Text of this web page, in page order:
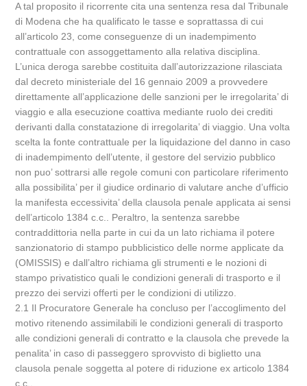
A tal proposito il ricorrente cita una sentenza resa dal Tribunale
di Modena che ha qualificato le tasse e soprattassa di cui
all’articolo 23, come conseguenze di un inadempimento
contrattuale con assoggettamento alla relativa disciplina.
L’unica deroga sarebbe costituita dall’autorizzazione rilasciata
dal decreto ministeriale del 16 gennaio 2009 a provvedere
direttamente all’applicazione delle sanzioni per le irregolarita’ di
viaggio e alla esecuzione coattiva mediante ruolo dei crediti
derivanti dalla constatazione di irregolarita’ di viaggio. Una volta
scelta la fonte contrattuale per la liquidazione del danno in caso
di inadempimento dell’utente, il gestore del servizio pubblico
non puo’ sottrarsi alle regole comuni con particolare riferimento
alla possibilita’ per il giudice ordinario di valutare anche d’ufficio
la manifesta eccessivita’ della clausola penale applicata ai sensi
dell’articolo 1384 c.c.. Peraltro, la sentenza sarebbe
contraddittoria nella parte in cui da un lato richiama il potere
sanzionatorio di stampo pubblicistico delle norme applicate da
(OMISSIS) e dall’altro richiama gli strumenti e le nozioni di
stampo privatistico quali le condizioni generali di trasporto e il
prezzo dei servizi offerti per le condizioni di utilizzo.
2.1 Il Procuratore Generale ha concluso per l’accoglimento del
motivo ritenendo assimilabili le condizioni generali di trasporto
alle condizioni generali di contratto e la clausola che prevede la
penalita’ in caso di passeggero sprovvisto di biglietto una
clausola penale soggetta al potere di riduzione ex articolo 1384
c.c..